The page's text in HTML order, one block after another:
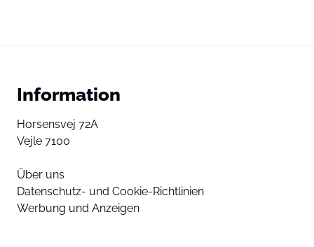
Information
Horsensvej 72A
Vejle 7100
Über uns
Datenschutz- und Cookie-Richtlinien
Werbung und Anzeigen